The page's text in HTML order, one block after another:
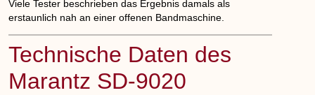
Viele Tester beschrieben das Ergebnis damals als
erstaunlich nah an einer offenen Bandmaschine.
Technische Daten des
Marantz SD-9020